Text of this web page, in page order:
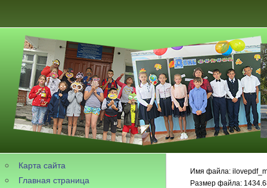
Карта сайта
Главная страница
Имя файла:
Размер файла: